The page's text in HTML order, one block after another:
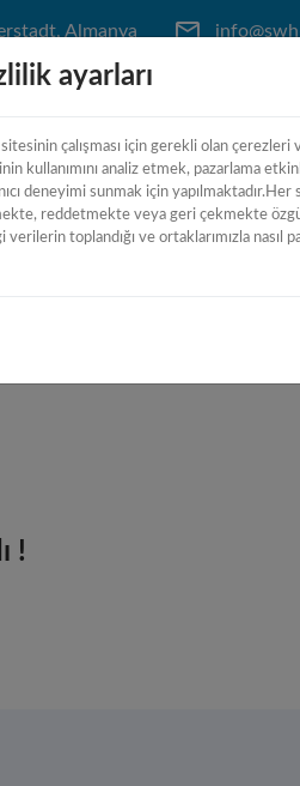
Almanya
!
ayarları
çalışması için gerekli olan çerezleri
kullanımını analiz etmek, pazarlama
deneyimi sunmak için yapılmaktadır.Her
reddetmekte veya geri çekmekte
verilerin toplandığı ve ortaklarımızla nasıl